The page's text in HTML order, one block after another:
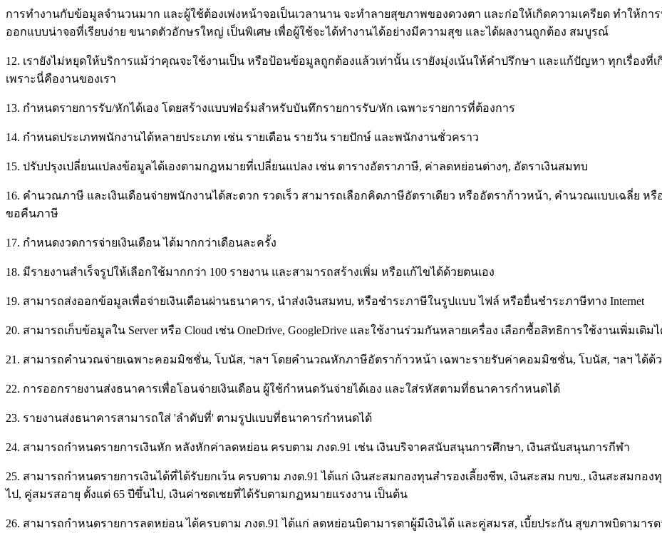
การทำงานกับข้อมูลจำนวนมาก และผู้ใช้ต้องเพ่งหน้าจอเป็นเวลานาน จะทำลายสุขภาพของดวงตา และก่อให้เกิดความเครียด ทำให้กา
ออกแบบน่าจอที่เรียบง่าย ขนาดตัวอักษรใหญ่ เป็นพิเศษ เพื่อผู้ใช้จะได้ทำงานได้อย่างมีความสุข และได้ผลงานถูกต้อง สมบูรณ์
12. เรายังไม่หยุดให้บริการแม้ว่าคุณจะใช้งานเป็น หรือป้อนข้อมูลถูกต้องแล้วเท่านั้น เรายังมุ่งเน้นให้คำปรึกษา และแก้ปัญหา ทุกเรื่องที่
เพราะนี่คืองานของเรา
13. กำหนดรายการรับ/หักได้เอง โดยสร้างแบบฟอร์มสำหรับบันทึกรายการรับ/หัก เฉพาะรายการที่ต้องการ
14. กำหนดประเภทพนักงานได้หลายประเภท เช่น รายเดือน รายวัน รายปักษ์ และพนักงานชั่วคราว
15. ปรับปรุงเปลี่ยนแปลงข้อมูลได้เองตามกฎหมายที่เปลี่ยนแปลง เช่น ตารางอัตราภาษี, ค่าลดหย่อนต่างๆ, อัตราเงินสมทบ
16. คำนวณภาษี และเงินเดือนจ่ายพนักงานได้สะดวก รวดเร็ว สามารถเลือกคิดภาษีอัตราเดียว หรืออัตราก้าวหน้า, คำนวณแบบเฉลี่ย ห
ขอคืนภาษี
17. กำหนดงวดการจ่ายเงินเดือน ได้มากกว่าเดือนละครั้ง
18. มีรายงานสำเร็จรูปให้เลือกใช้มากกว่า 100 รายงาน และสามารถสร้างเพิ่ม หรือแก้ไขได้ด้วยตนเอง
19. สามารถส่งออกข้อมูลเพื่อจ่ายเงินเดือนผ่านธนาคาร, นำส่งเงินสมทบ, หรือชำระภาษีในรูปแบบ ไฟล์ หรือยื่นชำระภาษีทาง Internet
20. สามารถเก็บข้อมูลใน Server หรือ Cloud เช่น OneDrive, GoogleDrive และใช้งานร่วมกันหลายเครื่อง เลือกซื้อสิทธิการใช้งานเพิ่มเติ
21. สามารถคำนวณจ่ายเฉพาะคอมมิชชั่น, โบนัส, ฯลฯ โดยคำนวณหักภาษีอัตราก้าวหน้า เฉพาะรายรับค่าคอมมิชชั่น, โบนัส, ฯลฯ ได้ด้
22. การออกรายงานส่งธนาคารเพื่อโอนจ่ายเงินเดือน ผู้ใช้กำหนดวันจ่ายได้เอง และใส่รหัสตามที่ธนาคารกำหนดได้
23. รายงานส่งธนาคารสามารถใส่ 'ลำดับที่' ตามรูปแบบที่ธนาคารกำหนดได้
24. สามารถกำหนดรายการเงินหัก หลังหักค่าลดหย่อน ครบตาม ภงด.91 เช่น เงินบริจาคสนับสนุนการศึกษา, เงินสนับสนุนการกีฬา
25. สามารถกำหนดรายการเงินได้ที่ได้รับยกเว้น ครบตาม ภงด.91 ได้แก่ เงินสะสมกองทุนสำรองเลี้ยงชีพ, เงินสะสม กบข., เงินสะสมกอ
ไป, คู่สมรสอายุ ตั้งแต่ 65 ปีขึ้นไป, เงินค่าชดเชยที่ได้รับตามกฏหมายแรงงาน เป็นต้น
26. สามารถกำหนดรายการลดหย่อน ได้ครบตาม ภงด.91 ได้แก่ ลดหย่อนบิดามารดาผู้มีเงินได้ และคู่สมรส, เบี้ยประกัน สุขภาพบิดามา